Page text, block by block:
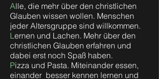
Alle, die mehr über den christlichen
Glauben wissen wollen. Menschen
jeder Altersgruppe sind willkommen.
Lernen und Lachen. Mehr über den
christlichen Glauben erfahren und
dabei erst noch Spaß haben.
Pizza und Pasta. Miteinander essen,
einander besser kennen lernen und